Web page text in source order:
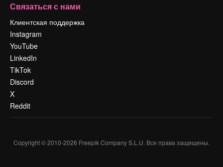
Связаться с нами
Клиентская поддержка
Instagram
YouTube
LinkedIn
TikTok
Discord
X
Reddit
Copyright © 2010-2026 Freepik Company S.L.U. Все права защищены.